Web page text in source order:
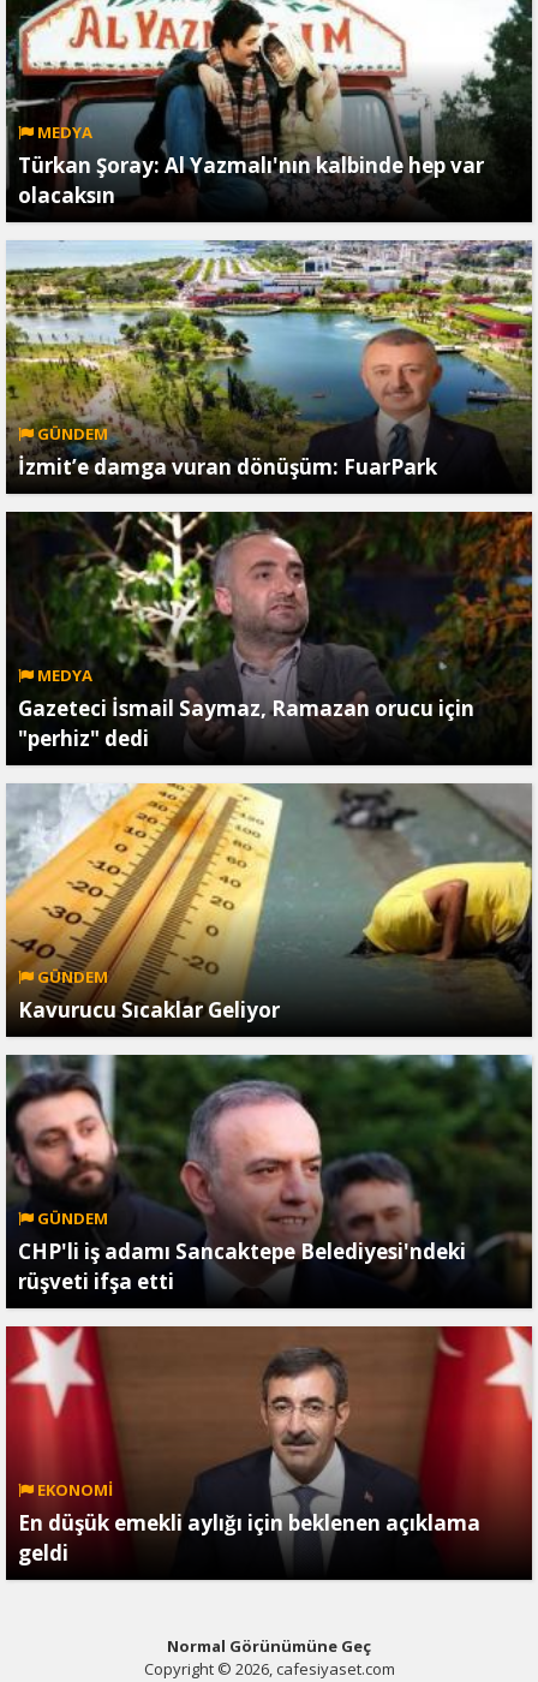
MEDYA
Türkan Şoray: Al Yazmalı'nın kalbinde hep var
olacaksın
GÜNDEM
İzmit’e damga vuran dönüşüm: FuarPark
MEDYA
Gazeteci İsmail Saymaz, Ramazan orucu için
"perhiz" dedi
GÜNDEM
Kavurucu Sıcaklar Geliyor
GÜNDEM
CHP'li iş adamı Sancaktepe Belediyesi'ndeki
rüşveti ifşa etti
EKONOMİ
En düşük emekli aylığı için beklenen açıklama
geldi
Normal Görünümüne Geç
Copyright © 2026, cafesiyaset.com